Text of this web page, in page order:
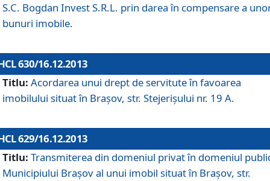
S.C. Bogdan Invest S.R.L. prin darea în compensare a
bunuri imobile.
630/16.12.2013
Titlu: Acordarea unui drept de servitute în favoarea
imobilului situat în Braşov, str. Stejerişului nr. 19 A.
629/16.12.2013
Titlu: Transmiterea din domeniul privat în domeniul
Municipiului Braşov al unui imobil situat în Braşov, str.